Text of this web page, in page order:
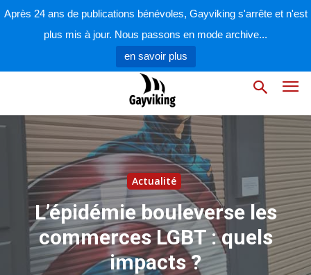
Après 24 ans de publications bénévoles, Gayviking s'arrête et n'est
plus mis à jour. Nous passons en mode archive...
en savoir plus
Actualité
L’épidémie bouleverse les
commerces LGBT : quels
impacts ?